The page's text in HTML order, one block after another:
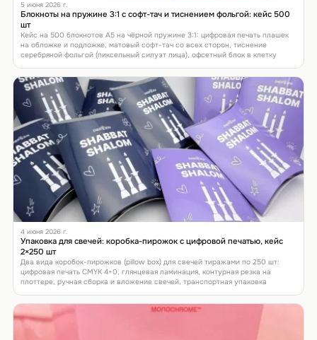
5 июня 2026 г.
Блокноты на пружине 3:1 с софт-тач и тиснением фольгой: кейс 500
шт
Кейс на 500 блокнотов А5 на чёрной пружине 3:1: цифровая печать плашек
на обложке и подложке, матовый софт-тач со всех сторон, тиснение
серебряной фольгой (пиксельный силуэт лица), офсетный блок в клетку
4 июня 2026 г.
Упаковка для свечей: коробка-пирожок с цифровой печатью, кейс
2×250 шт
Два вида коробок-пирожков (pillow box) для свечей тиражами по 250 шт:
цифровая печать CMYK 4+0, глянцевая ламинация, контурная резка на
плоттере, ручная сборка и вложение свечей, транспортная упаковка